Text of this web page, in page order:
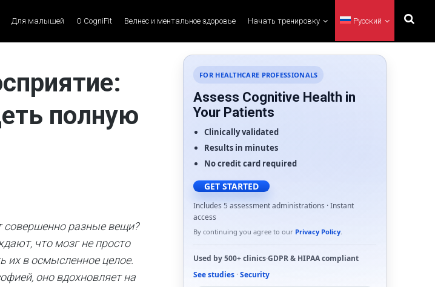
Для малышей О CogniFit Велнес и ментальное здоровье Начать тренировку Русский
полную
совершенно разные вещи?
что мозг не просто
их в осмысленное целое.
оно вдохновляет на
FOR HEALTHCARE PROFESSIONALS
Assess Cognitive Health in
Your Patients
Clinically validated
Results in minutes
No credit card required
GET STARTED
Includes 5 assessment administrations · Instant
access
By continuing you agree to our Privacy Policy.
Used by500+ clinics·GDPR& HIPAAcompliant
See studies · Security